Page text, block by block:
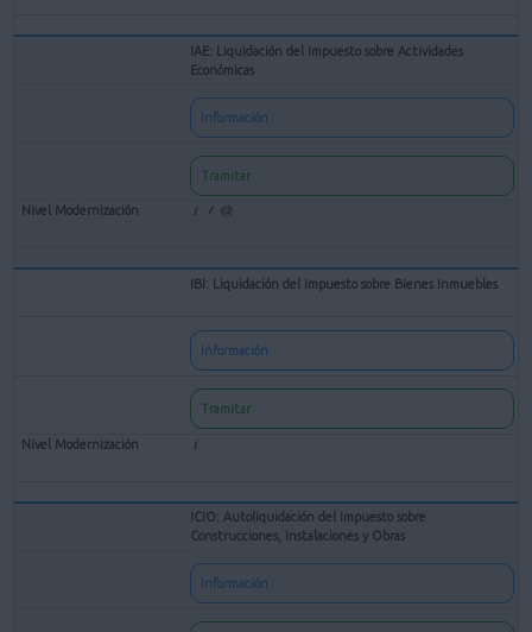
IAE: Liquidación del Impuesto sobre Actividades
Económicas
Información
Tramitar
IBI: Liquidación del Impuesto sobre Bienes Inmuebles
Información
Tramitar
ICIO: Autoliquidación del Impuesto sobre
Construcciones, Instalaciones y Obras
Información